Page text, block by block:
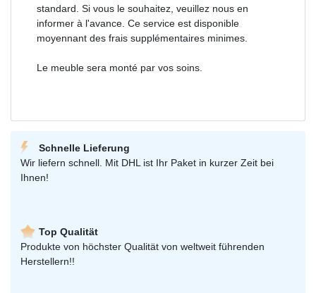
standard. Si vous le souhaitez, veuillez nous en
informer à l'avance. Ce service est disponible
moyennant des frais supplémentaires minimes.
Le meuble sera monté par vos soins.
Schnelle Lieferung
Wir liefern schnell. Mit DHL ist Ihr Paket in kurzer Zeit bei
Ihnen!
Top Qualität
Produkte von höchster Qualität von weltweit führenden
Herstellern!!